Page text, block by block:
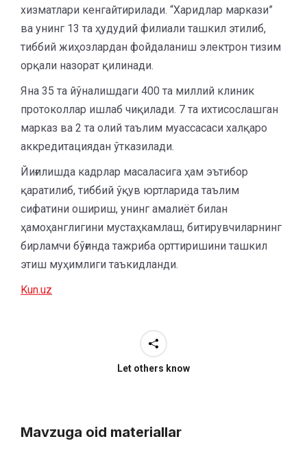
хизматлари кенгайтирилади. “Харидлар маркази”
ва унинг 13 та ҳудудий филиали ташкил этилиб,
тиббий жиҳозлардан фойдаланиш электрон тизим
орқали назорат қилинади.
Яна 35 та йўналишдаги 400 та миллий клиник
протоколлар ишлаб чиқилади. 7 та ихтисослашган
марказ ва 2 та олий таълим муассасаси халқаро
аккредитациядан ўтказилади.
Йиғилишда кадрлар масаласига ҳам эътибор
қаратилиб, тиббий ўқув юртларида таълим
сифатини ошириш, унинг амалиёт билан
ҳамоҳанглигини мустаҳкамлаш, битирувчиларнинг
бирламчи бўғинда тажриба орттиришини ташкил
этиш муҳимлиги таъкидланди.
Kun.uz
Let others know
Mavzuga oid materiallar